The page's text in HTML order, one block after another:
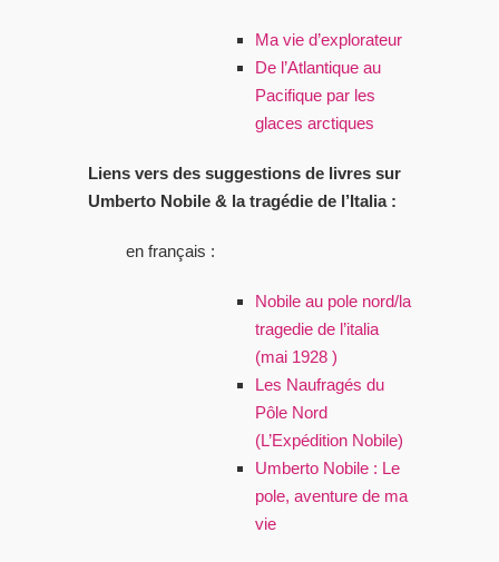
Ma vie d’explorateur
De l’Atlantique au
Pacifique par les
glaces arctiques
Liens vers des suggestions de livres sur
Umberto Nobile & la tragédie de l’Italia :
en français :
Nobile au pole nord/la
tragedie de l’italia
(mai 1928 )
Les Naufragés du
Pôle Nord
(L’Expédition Nobile)
Umberto Nobile : Le
pole, aventure de ma
vie